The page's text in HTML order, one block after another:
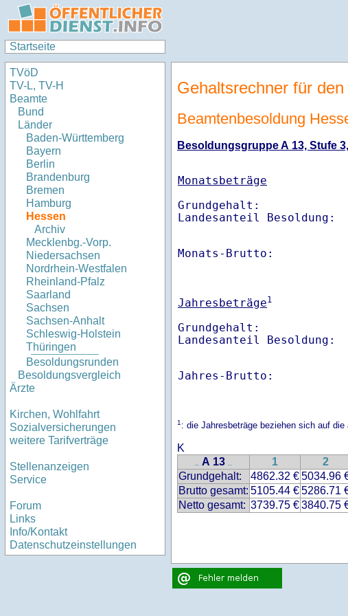
Startseite
TVöD
TV-L, TV-H
Beamte
Bund
Länder
Baden-Württemberg
Bayern
Berlin
Brandenburg
Bremen
Hamburg
Hessen
Archiv
Mecklenbg.-Vorp.
Niedersachsen
Nordrhein-Westfalen
Rheinland-Pfalz
Saarland
Sachsen
Sachsen-Anhalt
Schleswig-Holstein
Thüringen
Besoldungsrunden
Besoldungsvergleich
Ärzte
Kirchen, Wohlfahrt
Sozialversicherungen
weitere Tarifverträge
Stellenanzeigen
Service
Forum
Links
Info/Kontakt
Datenschutzeinstellungen
Gehaltsrechner für
Beamtenbesoldung
Besoldungsgruppe A 13, Stufe
Monatsbeträge
Grundgehalt:
Monats-
Jahresbeträge1
Grundgehalt:
Jahres-
1: die Jahresbeträge beziehen sich auf
K
.. A 13 .. 1 2
Grundgehalt:
4862.32 €5034.96
Brutto gesamt: 5105.44 €5286.71
Netto gesamt: 3739.75 €3840.75